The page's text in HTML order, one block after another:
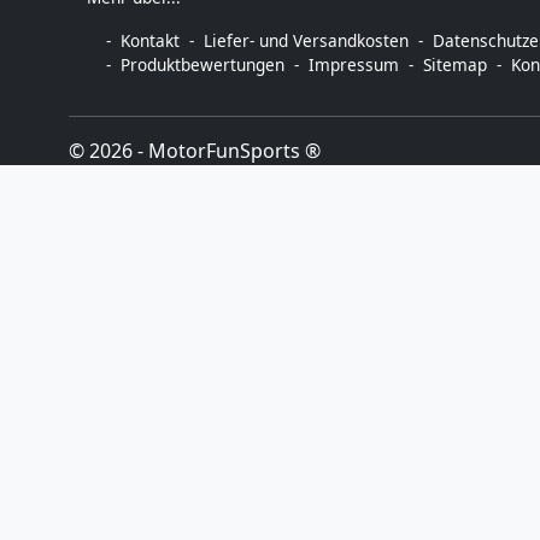
Kontakt
Liefer- und Versandkosten
Produktbewertungen
Impressum Sitemap
© 2026 - MotorFunSports ®